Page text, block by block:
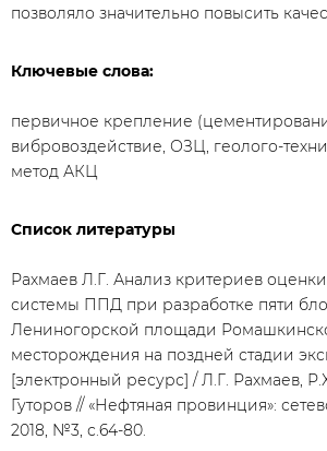
позволяло значительно повысить
Ключевые слова:
первичное крепление
вибровоздействие, ОЗЦ, геолого-
метод АКЦ
Список литературы
Рахмаев Л.Г. Анализ критериев
системы ППД при разработке пяти
Лениногорской площади
месторождения на поздней стадии
[электронный ресурс] / Л.Г. Рахмаев,
Гуторов // «Нефтяная провинция»:
2018, №3, с.64-80.